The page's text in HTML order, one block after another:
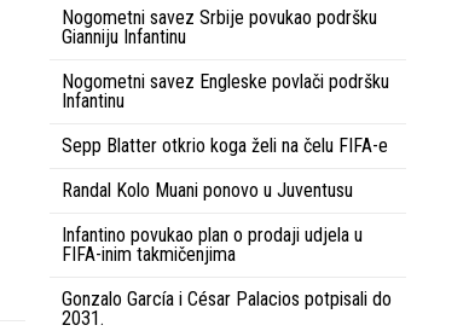
Nogometni savez Srbije povukao podršku
Gianniju Infantinu
Nogometni savez Engleske povlači podršku
Infantinu
Sepp Blatter otkrio koga želi na čelu FIFA-e
Randal Kolo Muani ponovo u Juventusu
Infantino povukao plan o prodaji udjela u
FIFA-inim takmičenjima
Gonzalo García i César Palacios potpisali do
2031.